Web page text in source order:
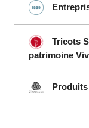
Tricots
patrimoine